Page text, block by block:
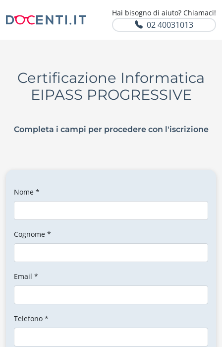
Hai bisogno di aiuto? Chiamaci!
02 40031013
Certificazione Informatica
EIPASS PROGRESSIVE
Completa i campi per procedere con l'iscrizione
Nome *
Cognome *
Email *
Telefono *